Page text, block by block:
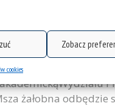
Zobacz
cookies
i smutkiem
pracownika,
żałobna odbędzie